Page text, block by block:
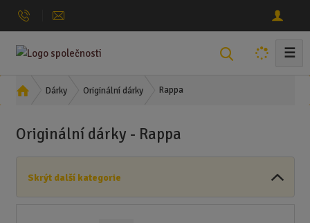
☰
Ú
d
s
Dárky Originální dárky Rappa
Originální dárky - Rappa
Skrýt další kategorie